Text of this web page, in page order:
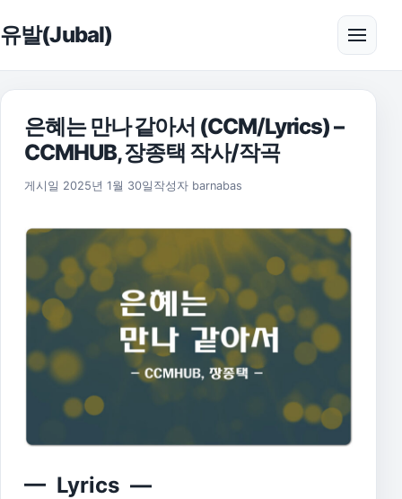
유발(Jubal) 메뉴
은혜는 만나 같아서 (CCM/Lyrics) –
CCMHUB, 장종택 작사/작곡
게시일 2025년 1월 30일 작성자 barnabas
— Lyrics —